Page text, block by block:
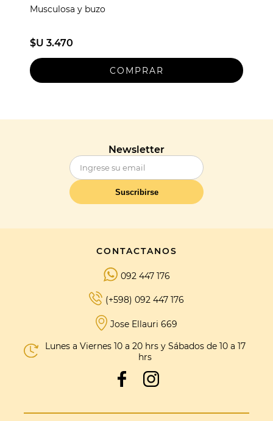
Musculosa y buzo
$U 3.470
Newsletter
Suscribirse
CONTACTANOS
092 447 176
(+598) 092 447 176
Jose Ellauri 669
Lunes a Viernes 10 a 20 hrs y Sábados de 10 a 17
hrs